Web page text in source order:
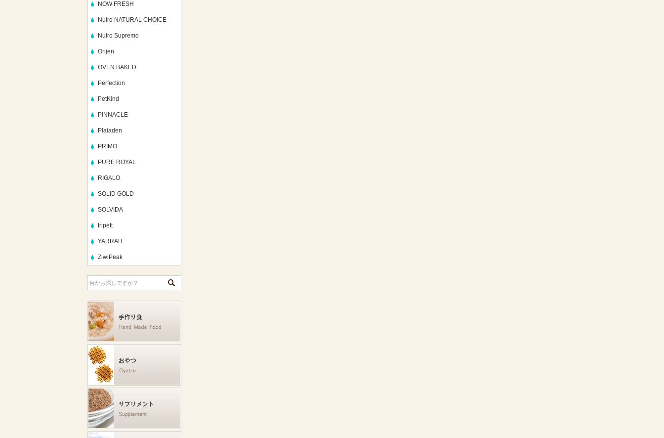
NOW FRESH
Nutro NATURAL CHOICE
Nutro Supremo
Orijen
OVEN BAKED
Perfection
PetKind
PINNACLE
Plaiaden
PRIMO
PURE ROYAL
RIGALO
SOLID GOLD
SOLVIDA
tripett
YARRAH
ZiwiPeak